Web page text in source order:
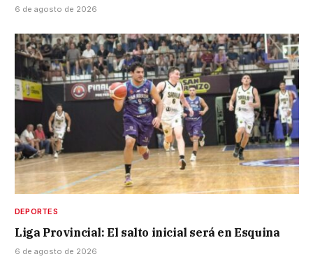
6 de agosto de 2026
DEPORTES
Liga Provincial: El salto inicial será en Esquina
6 de agosto de 2026